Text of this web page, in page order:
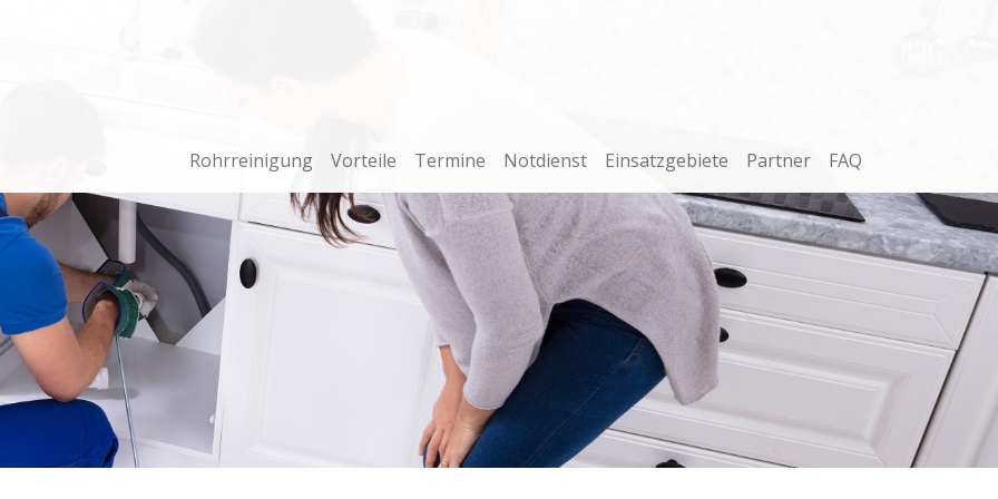
Rohrreinigung Vorteile Termine Notdienst Einsatzgebiete Partner FAQ